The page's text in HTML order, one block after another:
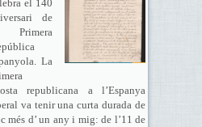
el 140
de
Primera
La
republicana a l’Espanya
va tenir una curta durada de
més d’ un any i mig: de l’11 de